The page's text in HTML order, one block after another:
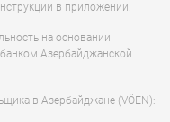
в приложении.
на основании
Азербайджанской
в Азербайджане (VÖEN):